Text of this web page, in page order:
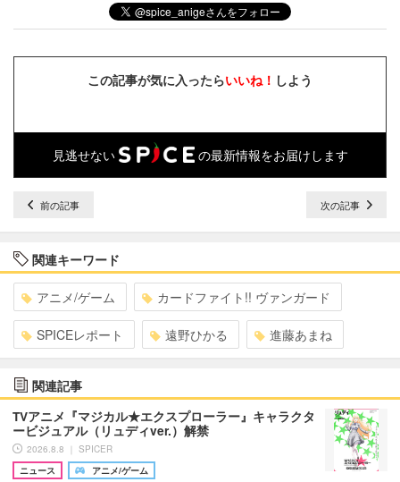
この記事が気に入ったらいいね！ しよう
見逃せない の最新情報をお届けします
前の記事 次の記事
関連キーワード
アニメ/ゲーム カードファイト!! ヴァンガード
SPICEレポート 遠野ひかる 進藤あまね
関連記事
TVアニメ『マジカル★エクスプローラー』キャラクタ
ービジュアル（リュディver.）解禁
2026.8.8 ｜ SPICER
ニュース
アニメ/ゲーム